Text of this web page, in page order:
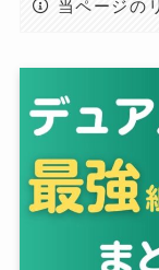
当ページの